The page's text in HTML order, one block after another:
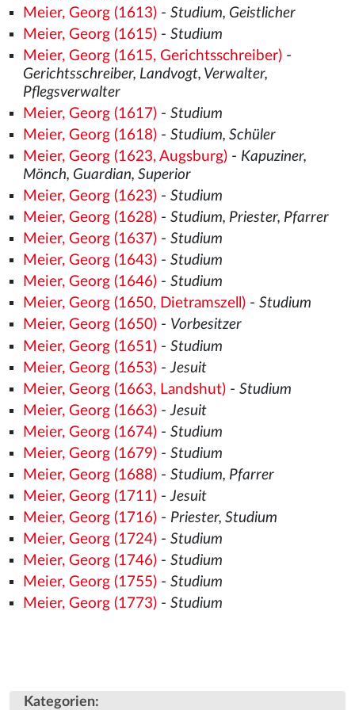
Meier, Georg (1613)- Studium, Geistlicher
Meier, Georg (1615)- Studium
Meier, Georg (1615, Gerichtsschreiber)-
Gerichtsschreiber, Landvogt, Verwalter,
Pflegsverwalter
Meier, Georg (1617)- Studium
Meier, Georg (1618)- Studium, Schüler
Meier, Georg (1623, Augsburg)- Kapuziner,
Mönch, Guardian, Superior
Meier, Georg (1623)- Studium
Meier, Georg (1628)- Studium, Priester, Pfarrer
Meier, Georg (1637)- Studium
Meier, Georg (1643)- Studium
Meier, Georg (1646)- Studium
Meier, Georg (1650, Dietramszell)- Studium
Meier, Georg (1650)- Vorbesitzer
Meier, Georg (1651)- Studium
Meier, Georg (1653)- Jesuit
Meier, Georg (1663, Landshut)- Studium
Meier, Georg (1663)- Jesuit
Meier, Georg (1674)- Studium
Meier, Georg (1679)- Studium
Meier, Georg (1688)- Studium, Pfarrer
Meier, Georg (1711)-Jesuit
Meier, Georg (1716)- Priester, Studium
Meier, Georg (1724)- Studium
Meier, Georg (1746)- Studium
Meier, Georg (1755)- Studium
Meier, Georg (1773)- Studium
Kategorien: